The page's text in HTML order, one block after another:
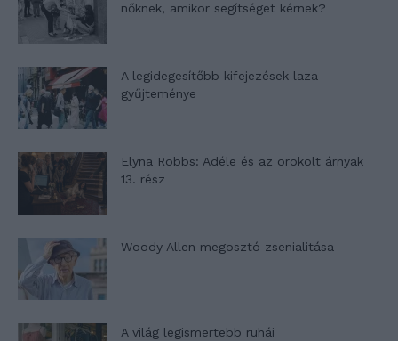
nőknek, amikor segítséget kérnek?
A legidegesítőbb kifejezések laza
gyűjteménye
Elyna Robbs: Adéle és az örökölt árnyak
13. rész
Woody Allen megosztó zsenialitása
A világ legismertebb ruhái